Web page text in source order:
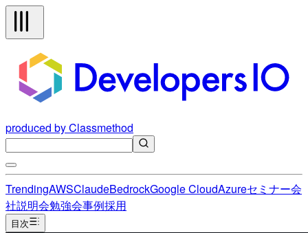
produced by Classmethod
TrendingAWSClaudeBedrockGoogle CloudAzureセミナー会
社説明会勉強会事例採用
目次